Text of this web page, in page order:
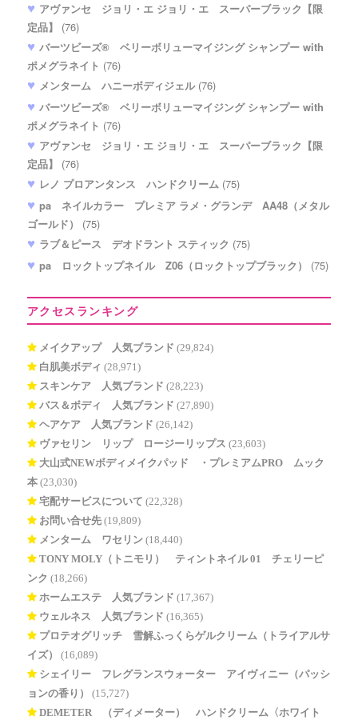
アヴァンセ ジョリ・エ ジョリ・エ スーパーブラック【限
定品】
(76)
バーツビーズ® ベリーボリューマイジング シャンプー with
ポメグラネイト (76)
メンターム ハニーボディジェル(76)
バーツビーズ® ベリーボリューマイジング シャンプー with
ポメグラネイト (76)
アヴァンセ ジョリ・エ ジョリ・エ スーパーブラック【限
定品】
(76)
レノ プロアンタンス ハンドクリーム (75)
pa ネイルカラー プレミア ラメ・グランデ AA48（メタル
ゴールド）
(75)
ラブ＆ピース デオドラント スティック (75)
pa ロックトップネイル Z06（ロックトップブラック）
(75)
アクセスランキング
メイクアップ 人気ブランド (29,824)
白肌美ボディ (28,971)
スキンケア 人気ブランド (28,223)
バス＆ボディ 人気ブランド (27,890)
ヘアケア 人気ブランド (26,142)
ヴァセリン リップ ロージーリップス (23,603)
大山式NEWボディメイクパッド®・プレミアムPRO ムック
本 (23,030)
宅配サービスについて (22,328)
お問い合せ先 (19,809)
メンターム ワセリン (18,440)
TONY MOLY（トニモリ） ティントネイル 01 チェリーピ
ンク (18,266)
ホームエステ 人気ブランド (17,367)
ウェルネス 人気ブランド (16,365)
プロテオグリッチ 雪解ふっくらゲルクリーム（トライアルサ
イズ）
(16,089)
シェイリー フレグランスウォーター アイヴィニー（パッシ
ョンの香り）
(15,727)
DEMETER®（ディメーター） ハンドクリーム〈ホワイト